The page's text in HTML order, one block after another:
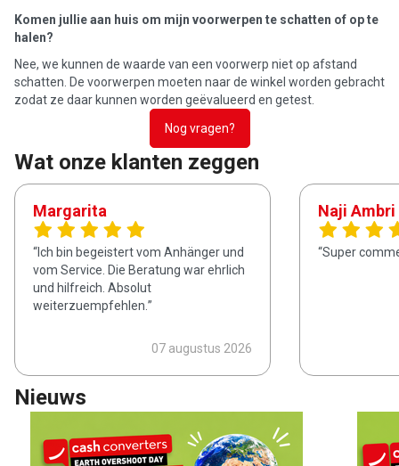
Komen jullie aan huis om mijn voorwerpen te schatten of op te
halen?
Nee, we kunnen de waarde van een voorwerp niet op afstand
schatten. De voorwerpen moeten naar de winkel worden gebracht
zodat ze daar kunnen worden geëvalueerd en getest.
Nog vragen?
Wat onze klanten zeggen
Margarita
07 augustus 2026
Ich bin begeistert vom Anhänger und
vom Service. Die Beratung war ehrlich
und hilfreich. Absolut
weiterzuempfehlen.
Naji Ambri
Super
Nieuws